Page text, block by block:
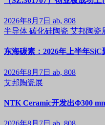
2026年8月7日 ab, 808
半导体 碳化硅陶瓷 艾邦陶瓷
东海碳素：2026年上半年
2026年8月7日 ab, 808
艾邦陶瓷展
NTK Ceramic开发出Φ300